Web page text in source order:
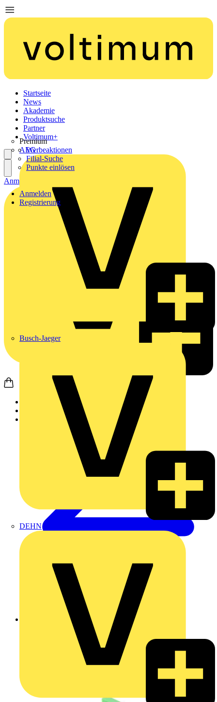
Startseite
News
Akademie
Produktsuche
Partner
Premium
AEG
Busch-Jaeger
DEHN
Voltimum+
Werbeaktionen
Filial-Suche
Punkte einlösen
Anmelden
Registrierung
Anmelden
Zurück zu Produkte